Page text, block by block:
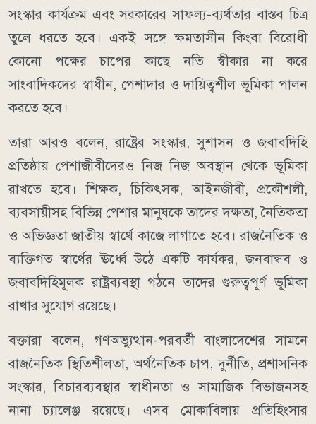
সংস্কার কার্যক্রম এবং সরকারের সাফল্য-ব্যর্থতার বাস্তব চিত্র
তুলে ধরতে হবে। একই সঙ্গে ক্ষমতাসীন কিংবা বিরোধী
কোনো পক্ষের চাপের কাছে নতি স্বীকার না করে
সাংবাদিকদের স্বাধীন, পেশাদার ও দায়িত্বশীল ভূমিকা পালন
করতে হবে।
তারা আরও বলেন, রাষ্ট্রের সংস্কার, সুশাসন ও জবাবদিহি
প্রতিষ্ঠায় পেশাজীবীদেরও নিজ নিজ অবস্থান থেকে ভূমিকা
রাখতে হবে। শিক্ষক, চিকিৎসক, আইনজীবী, প্রকৌশলী,
ব্যবসায়ীসহ বিভিন্ন পেশার মানুষকে তাদের দক্ষতা, নৈতিকতা
ও অভিজ্ঞতা জাতীয় স্বার্থে কাজে লাগাতে হবে। রাজনৈতিক ও
ব্যক্তিগত স্বার্থের ঊর্ধ্বে উঠে একটি কার্যকর, জনবান্ধব ও
জবাবদিহিমূলক রাষ্ট্রব্যবস্থা গঠনে তাদের গুরুত্বপূর্ণ ভূমিকা
রাখার সুযোগ রয়েছে।
বক্তারা বলেন, গণঅভ্যুত্থান-পরবর্তী বাংলাদেশের সামনে
রাজনৈতিক স্থিতিশীলতা, অর্থনৈতিক চাপ, দুর্নীতি, প্রশাসনিক
সংস্কার, বিচারব্যবস্থার স্বাধীনতা ও সামাজিক বিভাজনসহ
নানা চ্যালেঞ্জ রয়েছে। এসব মোকাবিলায় প্রতিহিংসার